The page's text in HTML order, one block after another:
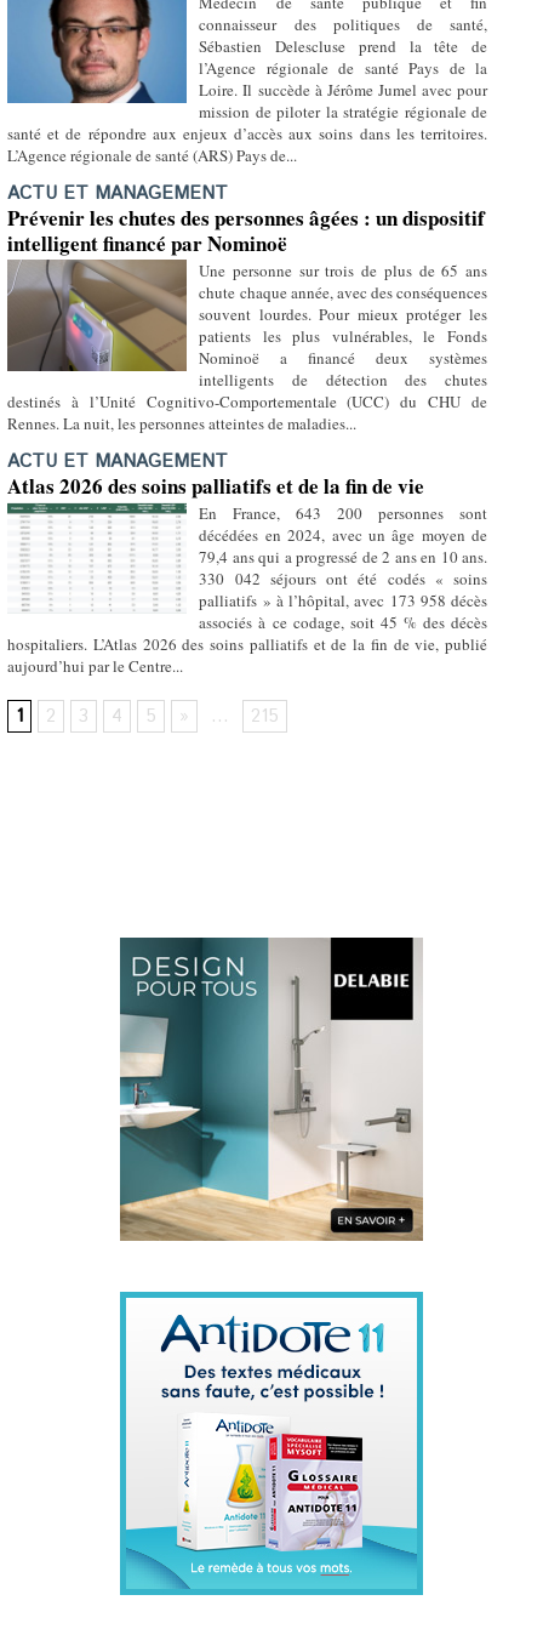
connaisseur des politiques de santé,
Sébastien Delescluse prend la tête de
l’Agence régionale de santé Pays de la
Loire. Il succède à Jérôme Jumel avec pour
mission de piloter la stratégie régionale de
santé et de répondre aux enjeux d’accès aux soins dans les territoires.
L’Agence régionale de santé (ARS) Pays de...
ACTU ET MANAGEMENT
Prévenir les chutes des personnes âgées : un dispositif
intelligent financé par Nominoë
Une personne sur trois de plus de 65 ans
chute chaque année, avec des conséquences
souvent lourdes. Pour mieux protéger les
patients les plus vulnérables, le Fonds
Nominoë a financé deux systèmes
intelligents de détection des chutes
destinés à l’Unité Cognitivo-Comportementale (UCC) du CHU de
Rennes. La nuit, les personnes atteintes de maladies...
ACTU ET MANAGEMENT
Atlas 2026 des soins palliatifs et de la fin de vie
En France, 643 200 personnes sont
décédées en 2024, avec un âge moyen de
79,4 ans qui a progressé de 2 ans en 10 ans.
330 042 séjours ont été codés « soins
palliatifs » à l’hôpital, avec 173 958 décès
associés à ce codage, soit 45 % des décès
hospitaliers. L’Atlas 2026 des soins palliatifs et de la fin de vie, publié
aujourd’hui par le Centre...
1 2 3 4 5 » ... 215